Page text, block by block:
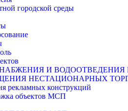
городской среды
И ВОДООТВЕДЕНИЯ
НЕСТАЦИОНАРНЫХ
рекламных конструкций
объектов МСП